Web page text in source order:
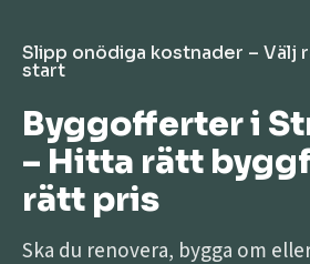
Slipp onödiga kostnader – Välj
start
Byggofferter i
– Hitta rätt
rätt pris
Ska du renovera, bygga om